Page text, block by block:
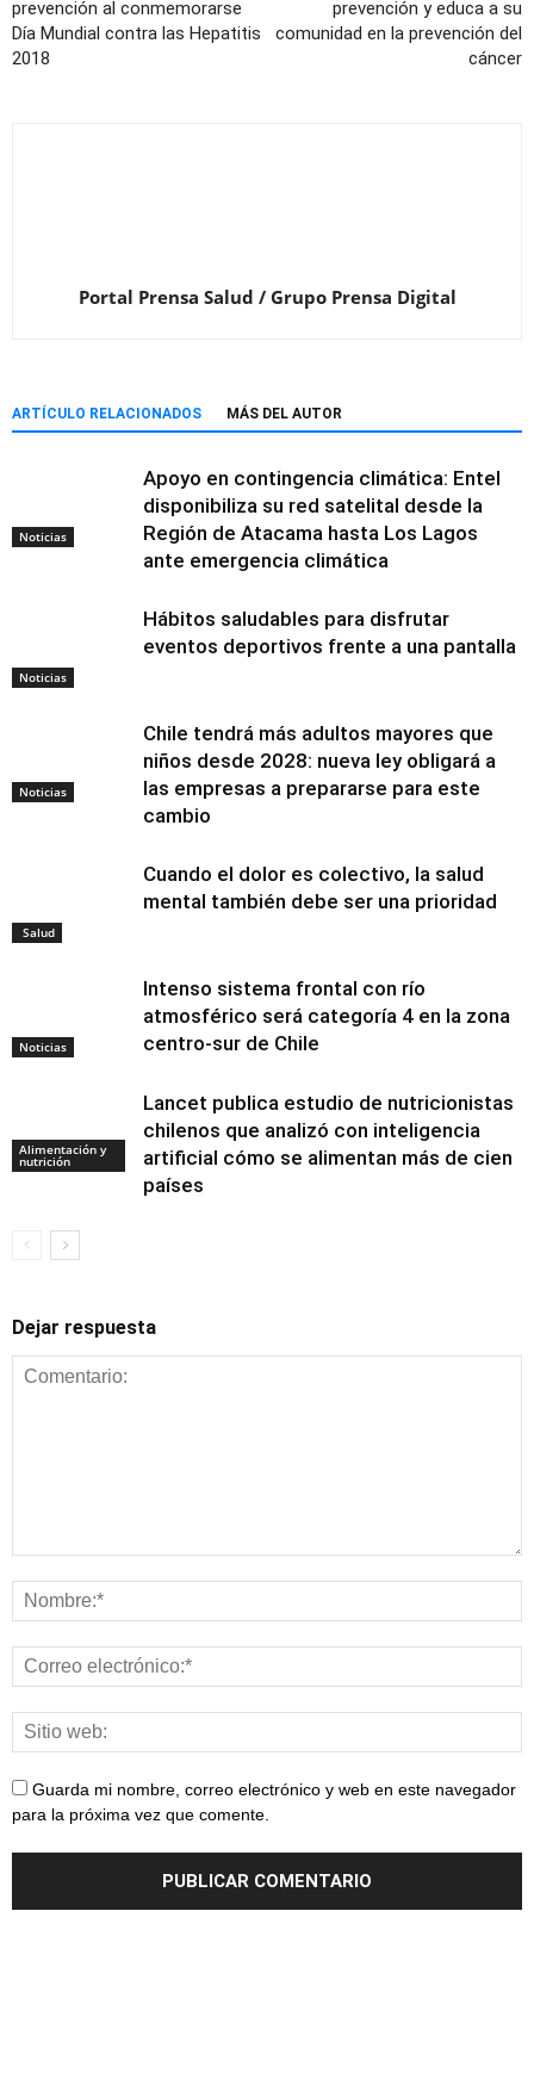
prevención al conmemorarse
Día Mundial contra las Hepatitis
2018
prevención y educa a su
comunidad en la prevención del
cáncer
Portal Prensa Salud / Grupo Prensa Digital
ARTÍCULO RELACIONADOS MÁS DEL AUTOR
Noticias
Apoyo en contingencia climática: Entel
disponibiliza su red satelital desde la
Región de Atacama hasta Los Lagos
ante emergencia climática
Noticias
Hábitos saludables para disfrutar
eventos deportivos frente a una pantalla
Noticias
Chile tendrá más adultos mayores que
niños desde 2028: nueva ley obligará a
las empresas a prepararse para este
cambio
Salud
Cuando el dolor es colectivo, la salud
mental también debe ser una prioridad
Noticias
Intenso sistema frontal con río
atmosférico será categoría 4 en la zona
centro-sur de Chile
Alimentación y
nutrición
Lancet publica estudio de nutricionistas
chilenos que analizó con inteligencia
artificial cómo se alimentan más de cien
países
Dejar respuesta
Guarda mi nombre, correo electrónico y web en este navegador
para la próxima vez que comente.